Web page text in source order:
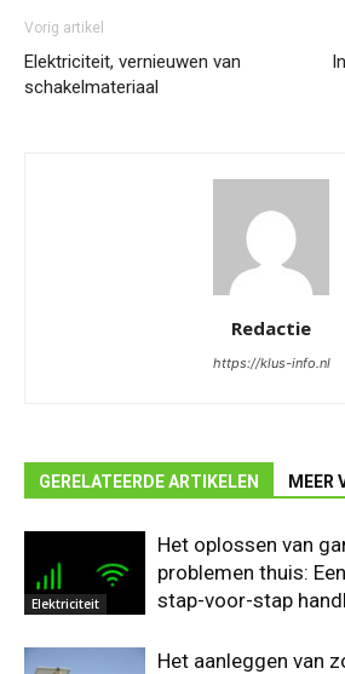
Vorig artikel
Elektriciteit, vernieuwen van
schakelmateriaal
Redactie
https://klus-info.nl
GERELATEERDE ARTIKELEN MEER
Elektriciteit
Het oplossen van
problemen thuis:
stap-voor-stap
Het aanleggen van